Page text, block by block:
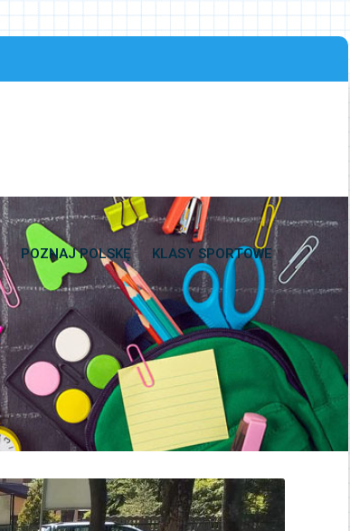
POZNAJ POLSKĘ KLASY SPORTOWE